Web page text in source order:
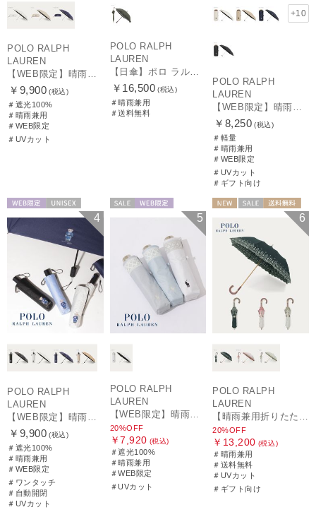
POLO RALPH
LAUREN
￥9,900 (税込)
＃遮光100%
＃晴雨兼用
＃WEB限定
＃UVカット
POLO RALPH
LAUREN
￥16,500 (税込)
＃晴雨兼用
＃送料無料
+10
POLO RALPH
LAUREN
￥8,250 (税込)
＃軽量
＃晴雨兼用
＃WEB限定
＃UVカット
＃ギフト向け
4
POLO RALPH
LAUREN
【WEB限定】晴雨兼用自動開閉日傘 ポロ ラルフ ローレン（POLO RALPH LAUREN）ベア 遮光100 UV100 ワンタッチ開閉
￥9,900 (税込)
＃遮光100%
＃晴雨兼用
＃WEB限定
＃ワンタッチ
＃自動開閉
＃UVカット
5
POLO RALPH
LAUREN
【WEB限定】晴雨兼用折りたたみ日傘 ポロ ラルフ ローレン（POLO RALPH LAUREN）シャンブレーレース 遮光100 UV100
20%OFF
￥7,920 (税込)
＃遮光100%
＃晴雨兼用
＃WEB限定
＃UVカット
送料無料
ギフト向け
6
POLO RALPH
LAUREN
【晴雨兼用折りたたみ日傘】ポロ ラルフ ローレン (POLO RALPH LAUREN) フローラル刺繍 遮光 遮熱 UV
20%OFF
￥13,200 (税込)
＃晴雨兼用
＃送料無料
＃UVカット
＃ギフト向け